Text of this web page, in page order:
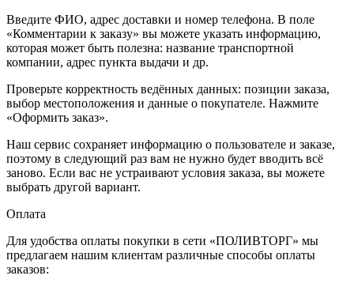
Введите ФИО, адрес доставки и номер телефона. В поле
«Комментарии к заказу» вы можете указать информацию,
которая может быть полезна: название транспортной
компании, адрес пункта выдачи и др.
Проверьте корректность ведённых данных: позиции заказа,
выбор местоположения и данные о покупателе. Нажмите
«Оформить заказ».
Наш сервис сохраняет информацию о пользователе и заказе,
поэтому в следующий раз вам не нужно будет вводить всё
заново. Если вас не устраивают условия заказа, вы можете
выбрать другой вариант.
Оплата
Для удобства оплаты покупки в сети «ПОЛИВТОРГ» мы
предлагаем нашим клиентам различные способы оплаты
заказов: